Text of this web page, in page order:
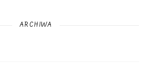
ARCHIWA